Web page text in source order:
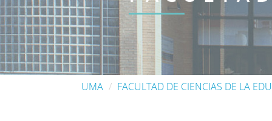
UMA FACULTAD DE CIENCIAS DE LA